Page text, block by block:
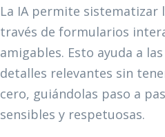
La IA permite sistematizar
través de formularios
amigables. Esto ayuda a
detalles relevantes sin
cero, guiándolas paso a
sensibles y respetuosas.